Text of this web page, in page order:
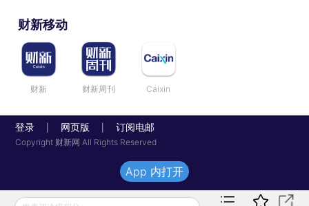
财新移动
财新 财新周刊 Caixin
登录 网页版 订阅电邮
Copyright 财新网 All Rights Reserved
App 内打开